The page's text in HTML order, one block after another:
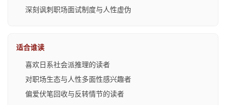
深刻讽刺职场面试制度与人性虚伪
适合谁读
喜欢日系社会派推理的读者
对职场生态与人性多面性感兴趣者
偏爱伏笔回收与反转情节的读者